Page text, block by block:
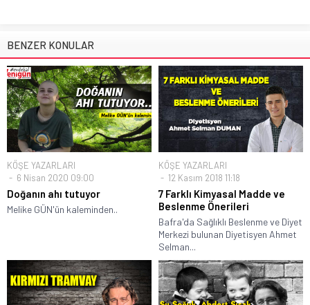
BENZER KONULAR
KÖŞE YAZARLARI
6 Nisan 2020 09:00
Doğanın ahı tutuyor
Melike GÜN'ün kaleminden..
KÖŞE YAZARLARI
12 Kasım 2018 11:18
7 Farklı Kimyasal Madde ve
Beslenme Önerileri
Bafra'da Sağlıklı Beslenme ve Diyet
Merkezi bulunan Diyetisyen Ahmet
Selman...